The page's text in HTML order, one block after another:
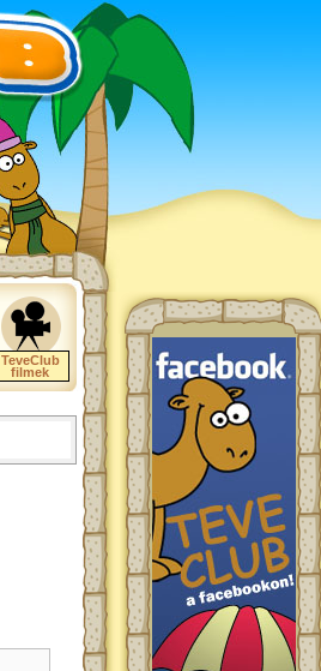
TeveClub
filmek